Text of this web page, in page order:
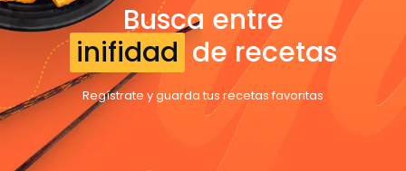
Busca entre
inifidad de recetas
Regístrate y guarda tus recetas favoritas